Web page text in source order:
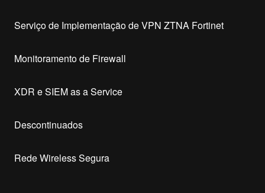
Serviço de Implementação de VPN ZTNA Fortinet
Monitoramento de Firewall
XDR e SIEM as a Service
Descontinuados
Rede Wireless Segura